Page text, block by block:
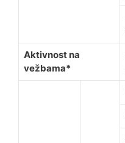
Aktivnost na
vežbama*